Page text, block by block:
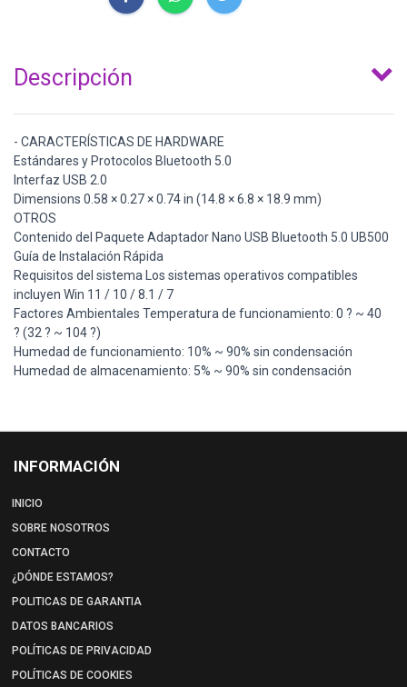
Descripción
- CARACTERÍSTICAS DE HARDWARE
Estándares y Protocolos Bluetooth 5.0
Interfaz USB 2.0
Dimensions 0.58 × 0.27 × 0.74 in (14.8 × 6.8 × 18.9 mm)
OTROS
Contenido del Paquete Adaptador Nano USB Bluetooth 5.0 UB500
Guía de Instalación Rápida
Requisitos del sistema Los sistemas operativos compatibles
incluyen Win 11 / 10 / 8.1 / 7
Factores Ambientales Temperatura de funcionamiento: 0 ? ~ 40
? (32 ? ~ 104 ?)
Humedad de funcionamiento: 10% ~ 90% sin condensación
Humedad de almacenamiento: 5% ~ 90% sin condensación
INFORMACIÓN
INICIO
SOBRE NOSOTROS
CONTACTO
¿DÓNDE ESTAMOS?
POLITICAS DE GARANTIA
DATOS BANCARIOS
POLÍTICAS DE PRIVACIDAD
POLÍTICAS DE COOKIES